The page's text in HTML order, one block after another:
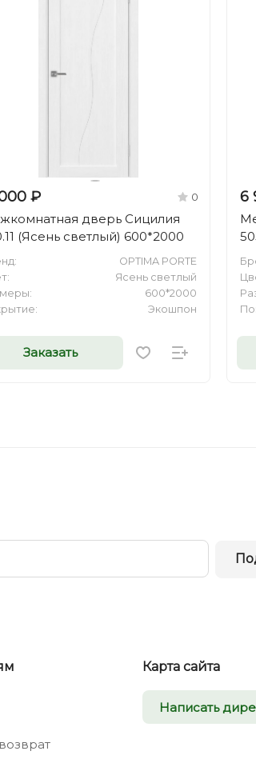
₽ 0
дверь Сицилия
(Ясень светлый) 600*2000
OPTIMA PORTE
Ясень светлый
600*2000
Экошпон
Заказать
6
Карта сайта
Написать